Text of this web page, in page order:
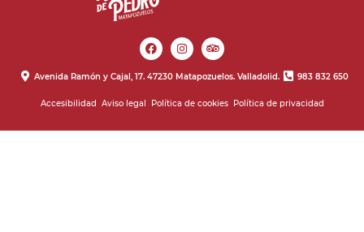
Avenida Ramón y Cajal, 17. 47230 Matapozuelos. Valladolid. 983 832 650
Accesibilidad Aviso legal Política de cookies Política de privacidad